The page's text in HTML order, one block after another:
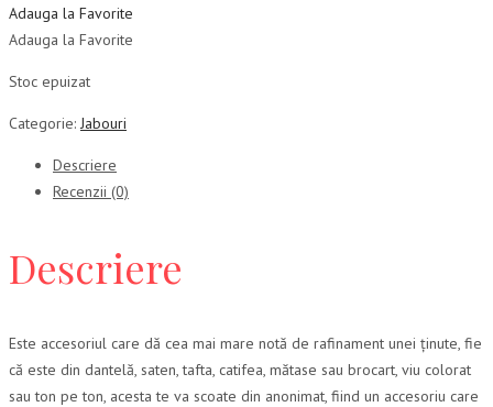
Adauga la Favorite
Adauga la Favorite
Stoc epuizat
Categorie: Jabouri
Descriere
Recenzii (0)
Descriere
Este accesoriul care dă cea mai mare notă de rafinament unei ținute, fie
că este din dantelă, saten, tafta, catifea, mătase sau brocart, viu colorat
sau ton pe ton, acesta te va scoate din anonimat, fiind un accesoriu care